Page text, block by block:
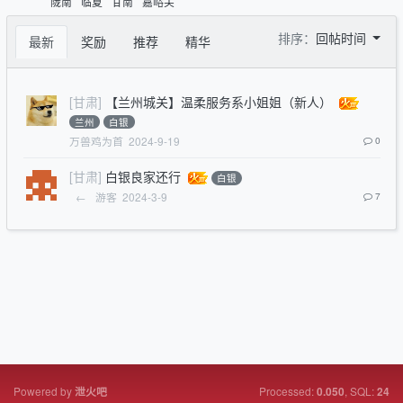
最新 奖励 推荐 精华 排序： 回帖时间
[甘肃] 【兰州城关】温柔服务系小姐姐（新人）
兰州 白银
万兽鸡为首 2024-9-19 0
[甘肃] 白银良家还行 白银
← 游客 2024-3-9 7
Powered by泄火吧 Processed:0.050, SQL:24